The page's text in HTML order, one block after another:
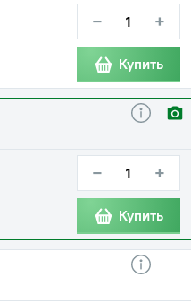
− +
Купить
− +
Купить